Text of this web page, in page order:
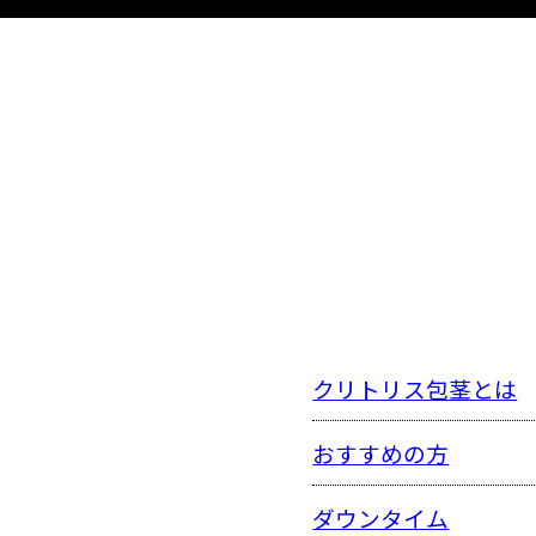
クリトリス包茎とは
おすすめの方
ダウンタイム